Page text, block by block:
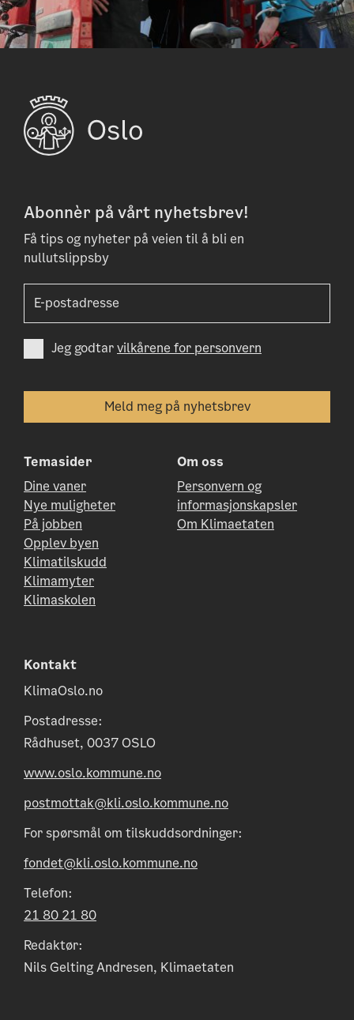
Abonnèr på vårt nyhetsbrev!
Få tips og nyheter på veien til å bli en
nullutslippsby
Jeg godtarvilkårene for personvern
Temasider
Dine vaner
Nye muligheter
På jobben
Opplev byen
Klimatilskudd
Klimamyter
Klimaskolen
Om oss
Personvern og
informasjonskapsler
Om Klimaetaten
Kontakt
KlimaOslo.no
Postadresse:
Rådhuset, 0037 OSLO
www.oslo.kommune.no
postmottak@kli.oslo.kommune.no
For spørsmål om tilskuddsordninger:
fondet@kli.oslo.kommune.no
Telefon:
21 80 21 80
Redaktør:
Nils Gelting Andresen, Klimaetaten